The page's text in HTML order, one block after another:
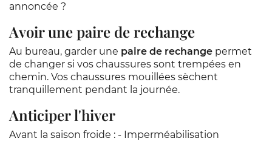
annoncée ?
Avoir une paire de rechange
Au bureau, garder une paire de rechange permet
de changer si vos chaussures sont trempées en
chemin. Vos chaussures mouillées sèchent
tranquillement pendant la journée.
Anticiper l'hiver
Avant la saison froide : - Imperméabilisation